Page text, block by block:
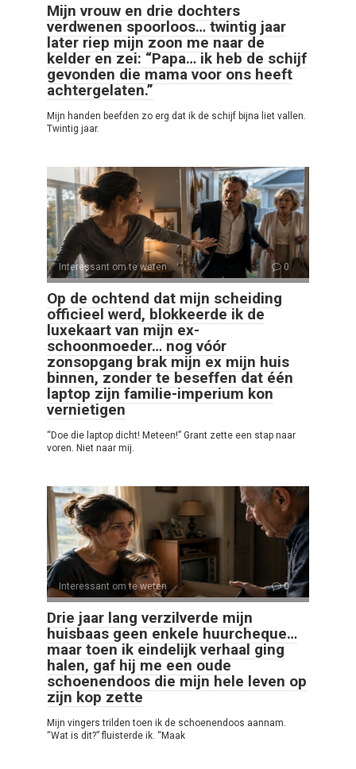
Mijn vrouw en drie dochters
verdwenen spoorloos… twintig jaar
later riep mijn zoon me naar de
kelder en zei: “Papa… ik heb de schijf
gevonden die mama voor ons heeft
achtergelaten.”
Mijn handen beefden zo erg dat ik de schijf bijna liet vallen.
Twintig jaar.
Interessant om te weten 0
Op de ochtend dat mijn scheiding
officieel werd, blokkeerde ik de
luxekaart van mijn ex-
schoonmoeder… nog vóór
zonsopgang brak mijn ex mijn huis
binnen, zonder te beseffen dat één
laptop zijn familie-imperium kon
vernietigen
“Doe die laptop dicht! Meteen!” Grant zette een stap naar
voren. Niet naar mij.
Interessant om te weten 0
Drie jaar lang verzilverde mijn
huisbaas geen enkele huurcheque…
maar toen ik eindelijk verhaal ging
halen, gaf hij me een oude
schoenendoos die mijn hele leven op
zijn kop zette
Mijn vingers trilden toen ik de schoenendoos aannam.
“Wat is dit?” fluisterde ik. “Maak